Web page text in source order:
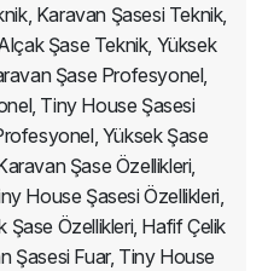
Karavan Şasesi Teknik,
Şase Teknik, Yüksek
Şase Profesyonel,
Tiny House Şasesi
Yüksek Şase
Şase Özellikleri,
House Şasesi Özellikleri,
Şase Özellikleri, Hafif Çelik
Şasesi Fuar, Tiny House